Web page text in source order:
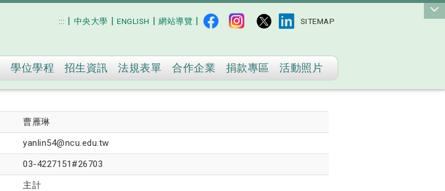
::: | 中央大學 | ENGLISH | 網站導覽 | SITEMAP
跳到主要內容
學位學程 招生資訊 法規表單 合作企業 捐款專區 活動照片
曹雁琳
yanlin54@ncu.edu.tw
03-4227151#26703
主計